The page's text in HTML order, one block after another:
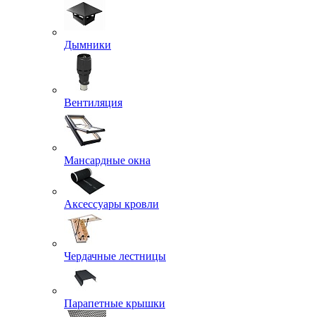
Дымники
Вентиляция
Мансардные окна
Аксессуары кровли
Чердачные лестницы
Парапетные крышки